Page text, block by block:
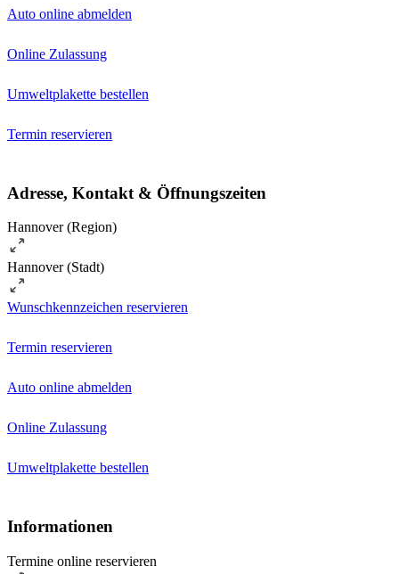
Auto online abmelden
Online Zulassung
Umweltplakette bestellen
Termin reservieren
Adresse, Kontakt & Öffnungszeiten
Hannover (Region)
Hannover (Stadt)
Wunschkennzeichen reservieren
Termin reservieren
Auto online abmelden
Online Zulassung
Umweltplakette bestellen
Informationen
Termine online reservieren